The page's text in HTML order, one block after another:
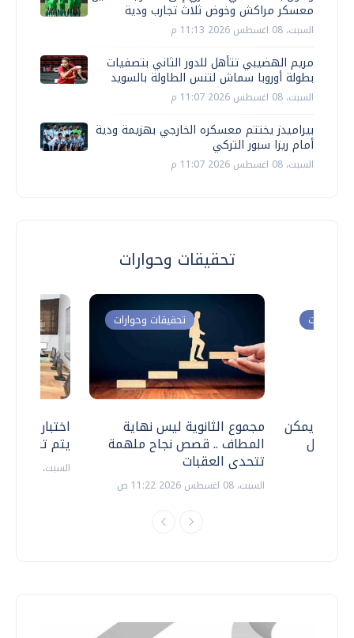
معسكر مراكش وخوض ثلاث تجارب ودية
السبت، 08 اغسطس 2026 11:13 م
مريم الهضيبي تتأهل للدور الثاني بتصفيات
بطولة أوروبا سماش لتنس الطاولة بالسويد
السبت، 08 اغسطس 2026 11:07 م
بيراميدز يختتم معسكره الخارجي بهزيمة ودية
أمام ريزا سبور التركي
السبت، 08 اغسطس 2026 11:07 م
تحقيقات وحوارات
اختبارات
يتم
السبت، 18 يوليو 2026 09:22 ص
تحقيقات وحوارات
مجموع الثانوية ليس نهاية
المطاف .. قصص نجاح ملهمة
تتحدى العقبات
السبت، 08 اغسطس 2026 11:22 ص
وحوارات
.. هل يمكن
نتعامل